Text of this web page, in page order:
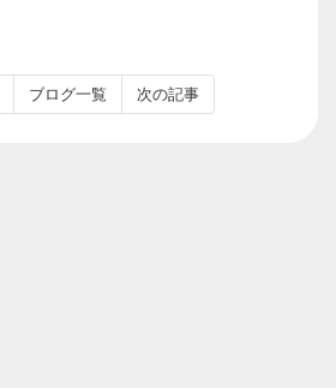
ブログ一覧 次の記事